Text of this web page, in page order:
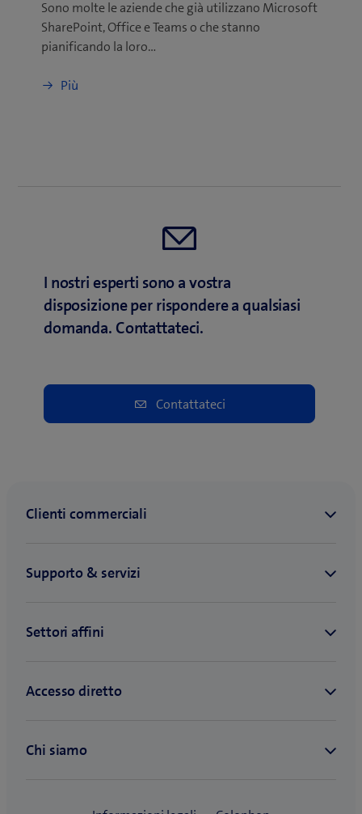
Sono molte le aziende che già utilizzano Microsoft
SharePoint, Office e Teams o che stanno
pianificando la loro…
Più
I nostri esperti sono a vostra
disposizione per rispondere a qualsiasi
domanda. Contattateci.
Contattateci